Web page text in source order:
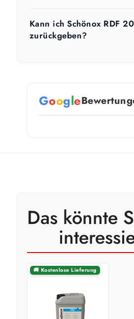
Kann ich Schönox RDF
zurückgeben?
Google
Das könnte
🚚 Kostenlose Lieferung